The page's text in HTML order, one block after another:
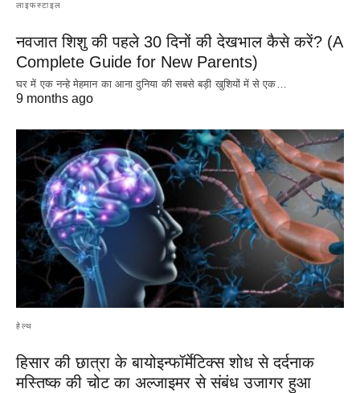
लाइफस्टाइल
नवजात शिशु की पहले 30 दिनों की देखभाल कैसे करें? (A
Complete Guide for New Parents)
घर में एक नन्हे मेहमान का आना दुनिया की सबसे बड़ी खुशियों में से एक…
9 months ago
हेल्थ
हिसार की छात्रा के बायोइन्फॉर्मेटिक्स शोध से दर्दनाक
मस्तिष्क की चोट का अल्जाइमर से संबंध उजागर हुआ